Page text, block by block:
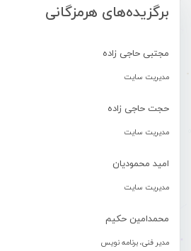
برگزیده‌های هرمزگانی
مجتبی حاجی زاده
مدیریت سایت
حجت حاجی زاده
مدیریت سایت
امید محمودیان
مدیریت سایت
محمدامین حکیم
مدیر فنی، برنامه نویس